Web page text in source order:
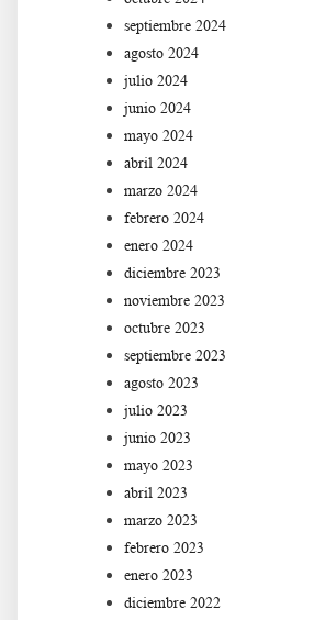
septiembre 2024
agosto 2024
julio 2024
junio 2024
mayo 2024
abril 2024
marzo 2024
febrero 2024
enero 2024
diciembre 2023
noviembre 2023
octubre 2023
septiembre 2023
agosto 2023
julio 2023
junio 2023
mayo 2023
abril 2023
marzo 2023
febrero 2023
enero 2023
diciembre 2022